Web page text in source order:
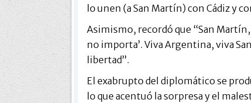
lo unen (a San Martín) con Cádiz y
Asimismo, recordó que “San
no importa’. Viva Argentina, viva
libertad”.
El exabrupto del diplomático se
lo que acentuó la sorpresa y el